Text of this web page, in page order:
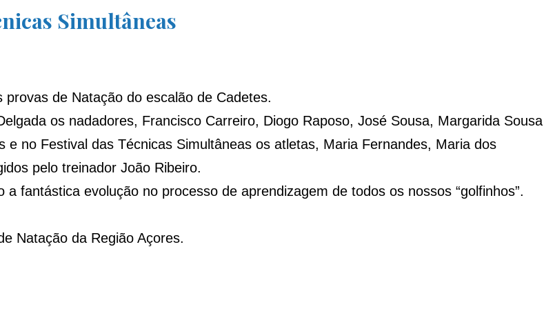
Simultâneas
de Natação do escalão de Cadetes.
os nadadores, Francisco Carreiro, Diogo Raposo, José Sousa, Margarida Sousa
no Festival das Técnicas Simultâneas os atletas, Maria Fernandes, Maria dos
pelo treinador João Ribeiro.
fantástica evolução no processo de aprendizagem de todos os nossos “golfinhos”.
Natação da Região Açores.